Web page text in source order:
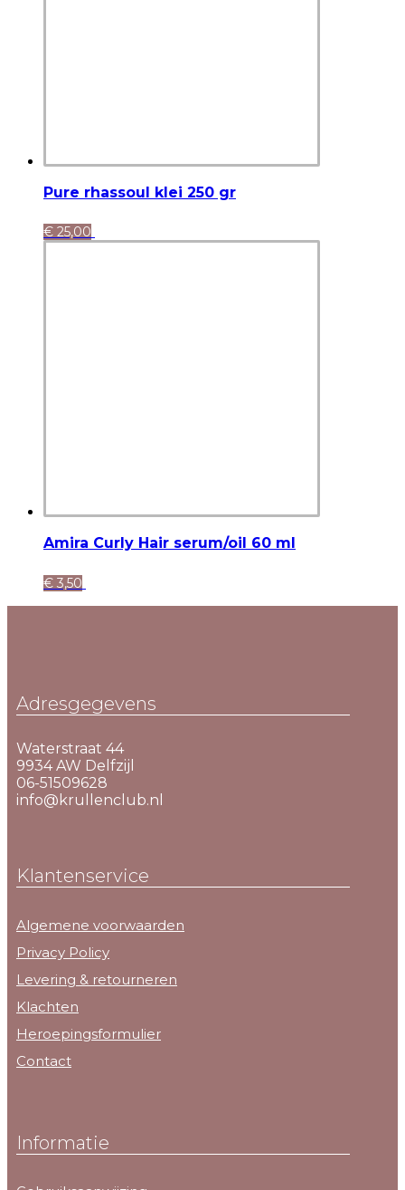
Pure rhassoul klei 250 gr
€ 25,00
Amira Curly Hair serum/oil 60 ml
€ 3,50
Adresgegevens
Waterstraat 44
9934 AW Delfzijl
06-51509628
info@krullenclub.nl
Klantenservice
Algemene voorwaarden
Privacy Policy
Levering & retourneren
Klachten
Heroepingsformulier
Contact
Informatie